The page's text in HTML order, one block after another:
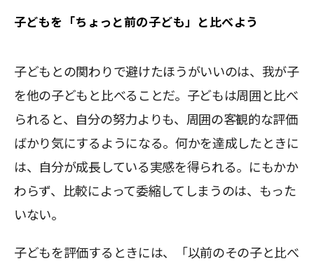
子どもを「ちょっと前の子ども」と比べよう
子どもとの関わりで避けたほうがいいのは、我が子
を他の子どもと比べることだ。子どもは周囲と比べ
られると、自分の努力よりも、周囲の客観的な評価
ばかり気にするようになる。何かを達成したときに
は、自分が成長している実感を得られる。にもかか
わらず、比較によって委縮してしまうのは、もった
いない。
子どもを評価するときには、「以前のその子と比べ